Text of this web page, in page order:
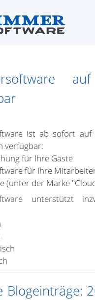
ist ab sofort auf
verfügbar:
für Ihre Gäste
für Ihre
(unter der Marke
unterstützt
Blogeinträge: